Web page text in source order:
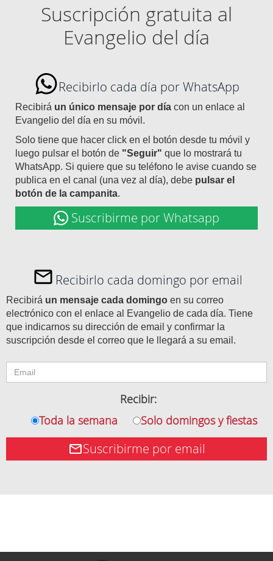
Suscripción gratuita al
Evangelio del día
Recibirlo cada día por WhatsApp
Recibirá un único mensaje por día con un enlace al
Evangelio del día en su móvil.
Solo tiene que hacer click en el botón desde tu móvil y
luego pulsar el botón de "Seguir" que lo mostrará tu
WhatsApp. Si quiere que su teléfono le avise cuando se
publica en el canal (una vez al día), debe pulsar el
botón de la campanita.
Suscribirme por Whatsapp
Recibirlo cada domingo por email
Recibirá un mensaje cada domingo en su correo
electrónico con el enlace al Evangelio de cada día. Tiene
que indicarnos su dirección de email y confirmar la
suscripción desde el correo que le llegará a su email.
Recibir:
Toda la semana
Solo domingos y fiestas
Suscribirme por email